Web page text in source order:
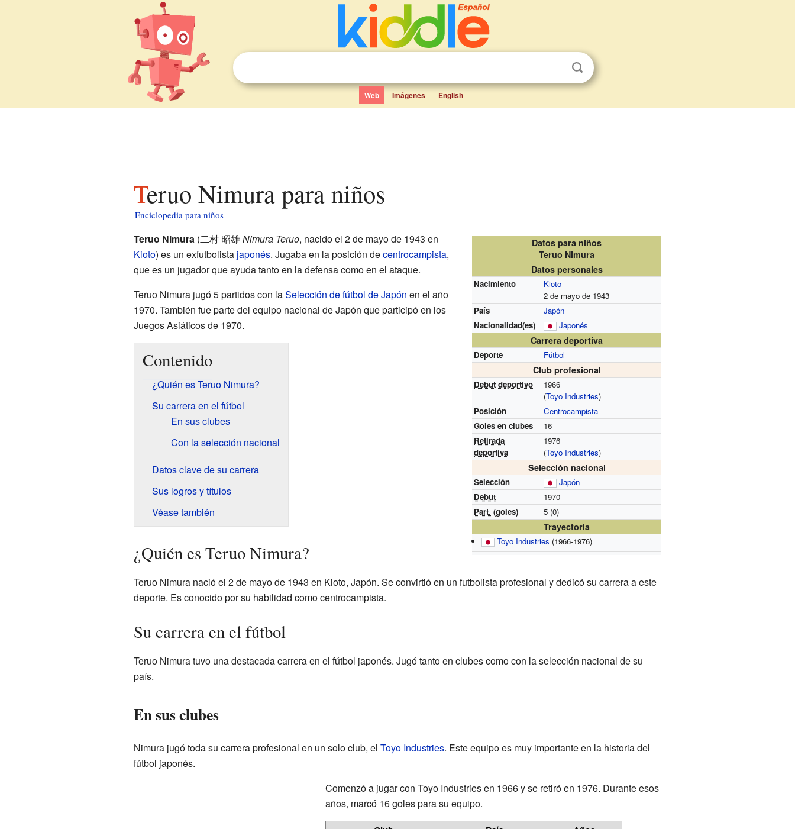
Web Imágenes English
Teruo Nimura para niños
Enciclopedia para niños
Datos para niños
Teruo Nimura
Datos personales
Nacimiento
Kioto
2 de mayo de 1943
País
Japón
Nacionalidad(es)
Japonés
Carrera deportiva
Deporte Fútbol
Club profesional
Debut deportivo
1966
(Toyo Industries)
Posición
Centrocampista
Goles en clubes
16
Retirada
deportiva
1976
(Toyo Industries)
Selección nacional
Selección
Japón
Debut
1970
Part. (goles) 5 (0)
Trayectoria
Toyo Industries (1966-1976)
Teruo Nimura (二村 昭雄Nimura Teruo, nacido el 2 de mayo de 1943 en
Kioto) es un exfutbolista japonés. Jugaba en la posición decentrocampista,
que es un jugador que ayuda tanto en la defensa como en el ataque.
Teruo Nimura jugó 5 partidos con laSelección de fútbol de Japón en el año
1970. También fue parte del equipo nacional de Japón que participó en los
Juegos Asiáticos de 1970.
Contenido
¿Quién es Teruo Nimura?
Su carrera en el fútbol
En sus clubes
Con la selección nacional
Datos clave de su carrera
Sus logros y títulos
Véase también
¿Quién es Teruo Nimura?
Teruo Nimura nació el 2 de mayo de 1943 en Kioto, Japón. Se convirtió en un futbolista profesional y dedicó su carrera a este
deporte. Es conocido por su habilidad como centrocampista.
Su carrera en el fútbol
Teruo Nimura tuvo una destacada carrera en el fútbol japonés. Jugó tanto en clubes como con la selección nacional de su
país.
En sus clubes
Nimura jugó toda su carrera profesional en un solo club, el Toyo Industries. Este equipo es muy importante en la historia del
fútbol japonés.
Comenzó a jugar con Toyo Industries en 1966 y se retiró en 1976. Durante esos
años, marcó 16 goles para su equipo.